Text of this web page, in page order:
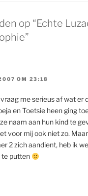
op “Echte
OM 23:18
me serieus af wat er
en Toetsie heen ging
naam aan hun kind te
voor mij ook niet zo.
2 zich aandient, heb ik
te putten